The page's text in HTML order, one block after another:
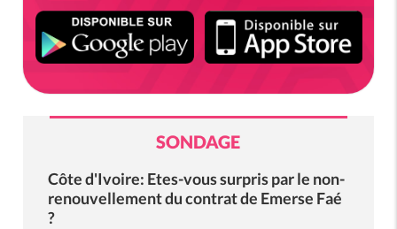
SONDAGE
Côte d'Ivoire: Etes-vous surpris par le non-
renouvellement du contrat de Emerse Faé
?